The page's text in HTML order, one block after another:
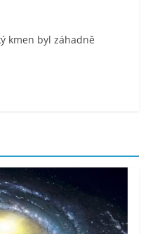
kmen byl záhadně